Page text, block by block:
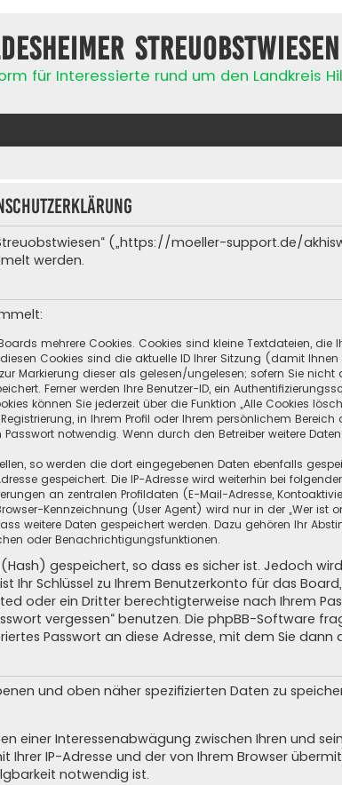
Streuobstwiesen
für Interessierte rund um den Landkreis
(„https://moeller-support.de/
werden.
mehrere Cookies. Cookies sind kleine Textdateien,
Cookies sind die aktuelle ID Ihrer Sitzung (damit
Markierung dieser als gelesen/ungelesen; sofern Sie
Ferner werden Ihre Benutzer-ID, ein
können Sie jederzeit über die Funktion „Alle Cookies
in Ihrem Profil oder Ihrem persönlichem
notwendig. Wenn durch den Betreiber weitere
so werden die dort eingegebenen Daten ebenfalls
gespeichert. Die IP-Adresse wird weiterhin bei
an zentralen Profildaten (E-Mail-Adresse,
Kennzeichnung (User Agent) wird nur in der „Wer
weitere Daten gespeichert werden. Dazu gehören Ihr
oder Benachrichtigungsfunktionen.
gespeichert, so dass es sicher ist. Jedoch
Ihr Schlüssel zu Ihrem Benutzerkonto für das
oder ein Dritter berechtigterweise nach Ihrem
vergessen“ benutzen. Die phpBB-Software
Passwort an diese Adresse, mit dem Sie
und oben näher spezifizierten Daten zu
einer Interessenabwägung zwischen Ihren und
IP-Adresse und der von Ihrem Browser
notwendig ist.